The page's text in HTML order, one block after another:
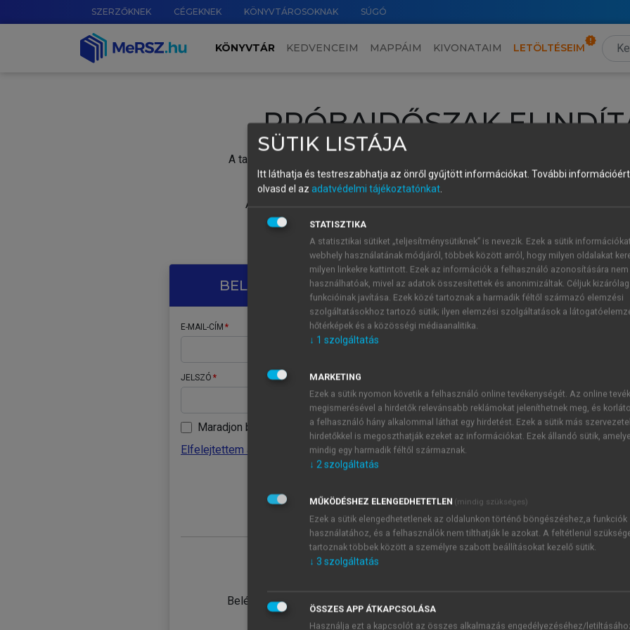
SZERZŐKNEK CÉGEKNEK KÖNYVTÁROSOKNAK SÚGÓ
KÖNYVTÁR KEDVENCEIM MAPPÁIM KIVONATAIM LETÖLTÉSEIM
PRÓBAIDŐSZAK
A tartalom megtekintéséhez lépj be a saját fiókoddal, iskolai azonosítóddal vagy
Új felhasználóként1 óra díjmentes hozzáférésrevagy
A próbaidőszak elindításához,
vagy hozz
A regisztráció után a
BELÉPÉS SAJÁT FIÓKKAL
E-MAIL-CÍM
JELSZÓ
Maradjon belépve
Elfelejtettem a jelszavamat
Belépés intézményi azonosítóval
ÚJ FIÓK
1 óra
JELSZÓ
Kérek értesítést a MeRSZ
Kérek értesítést az
SÜTIK LISTÁJA
Itt láthatja és testreszabhatja az önről gyűjtött információkat. További
olvasd el az adatvédelmi tájékoztatónkat.
STATISZTIKA
A statisztikai sütiket „teljesítménysütiknek” is nevezik. Ezek a sütik
webhely használatának módjáról, többek között arról, hogy milyen oldalakat
milyen linkekre kattintott. Ezek az információk a felhasználó azonosítására nem
használhatóak, mivel az adatok összesítettek és anonimizáltak. Céljuk
funkcióinak javítása. Ezek közé tartoznak a harmadik féltől származó elemzési
szolgáltatásokhoz tartozó sütik; ilyen elemzési szolgáltatások a
hőtérképek és a közösségi médiaanalitika.
↓ 1 szolgáltatás
MARKETING
Ezek a sütik nyomon követik a felhasználó online tevékenységét. Az online
megismerésével a hirdetők relevánsabb reklámokat jeleníthetnek meg, és
a felhasználó hány alkalommal láthat egy hirdetést. Ezek a sütik más
hirdetőkkel is megoszthatják ezeket az információkat. Ezek állandó sütik,
mindig egy harmadik féltől származnak.
↓ 2szolgáltatás
MŰKÖDÉSHEZ ELENGEDHETETLEN (mindig szükséges)
Ezek a sütik elengedhetetlenek az oldalunkon történő böngészéshez,a funkciók
használatához, és a felhasználók nem tilthatják le azokat. A feltétlenül
tartoznak többek között a személyre szabott beállításokat kezelő sütik.
↓ 3 szolgáltatás
ÖSSZES APP ÁTKAPCSOLÁSA
Használja ezt a kapcsolót az összes alkalmazás engedélyezéséhez/